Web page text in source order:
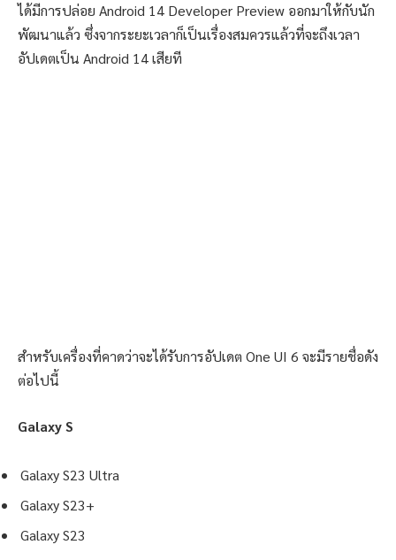
ได้มีการปล่อย Android 14 Developer Preview ออกมาให้กับนัก
พัฒนาแล้ว ซึ่งจากระยะเวลาก็เป็นเรื่องสมควรแล้วที่จะถึงเวลา
อัปเดตเป็น Android 14 เสียที
สำหรับเครื่องที่คาดว่าจะได้รับการอัปเดต One UI 6 จะมีรายชื่อดัง
ต่อไปนี้
Galaxy S
Galaxy S23 Ultra
Galaxy S23+
Galaxy S23